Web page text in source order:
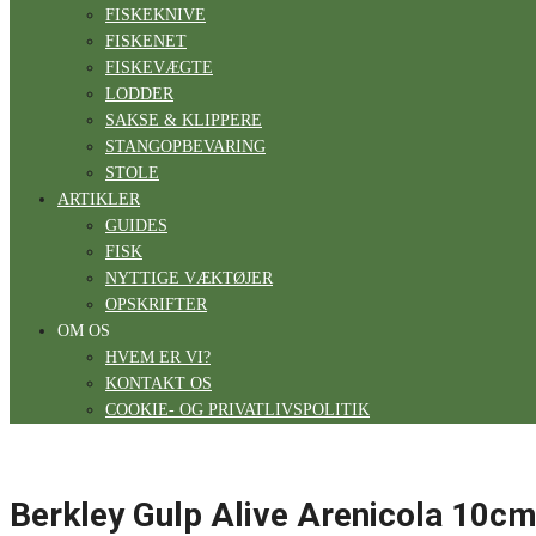
FISKEKNIVE
FISKENET
FISKEVÆGTE
LODDER
SAKSE & KLIPPERE
STANGOPBEVARING
STOLE
ARTIKLER
GUIDES
FISK
NYTTIGE VÆKTØJER
OPSKRIFTER
OM OS
HVEM ER VI?
KONTAKT OS
COOKIE- OG PRIVATLIVSPOLITIK
Berkley Gulp Alive Arenicola 10cm